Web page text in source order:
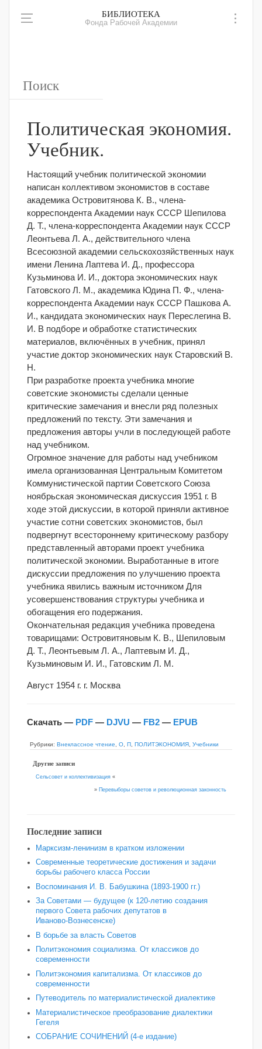
БИБЛИОТЕКА
Фонда Рабочей Академии
Политическая экономия.
Учебник.
Настоящий учебник политической экономии
написан коллективом экономистов в составе
академика Островитянова К. В., члена-
корреспондента Академии наук СССР Шепилова
Д. Т., члена-корреспондента Академии наук СССР
Леонтьева Л. А., действительного члена
Всесоюзной академии сельскохозяйственных наук
имени Ленина Лаптева И. Д., профессора
Кузьминова И. И., доктора экономических наук
Гатовского Л. М., академика Юдина П. Ф., члена-
корреспондента Академии наук СССР Пашкова А.
И., кандидата экономических наук Переслегина В.
И. В подборе и обработке статистических
материалов, включённых в учебник, принял
участие доктор экономических наук Старовский В.
Н.
При разработке проекта учебника многие
советские экономисты сделали ценные
критические замечания и внесли ряд полезных
предложений по тексту. Эти замечания и
предложения авторы учли в последующей работе
над учебником.
Огромное значение для работы над учебником
имела организованная Центральным Комитетом
Коммунистической партии Советского Союза
ноябрьская экономическая дискуссия 1951 г. В
ходе этой дискуссии, в которой приняли активное
участие сотни советских экономистов, был
подвергнут всестороннему критическому разбору
представленный авторами проект учебника
политической экономии. Выработанные в итоге
дискуссии предложения по улучшению проекта
учебника явились важным источником Для
усовершенствования структуры учебника и
обогащения его подержания.
Окончательная редакция учебника проведена
товарищами: Островитяновым К. В., Шепиловым
Д. Т., Леонтьевым Л. А., Лаптевым И. Д.,
Кузьминовым И. И., Гатовским Л. М.
Август 1954 г. г. Москва
Скачать — PDF — DJVU — FB2 — EPUB
Рубрики: Внеклассное чтение О П ПОЛИТЭКОНОМИЯ Учебники
Другие записи
Сельсовет и коллективизация «
» Перевыборы советов и революционная законность
Последние записи
Марксизм-ленинизм в кратком изложении
Современные теоретические достижения и задачи
борьбы рабочего класса России
Воспоминания И. В. Бабушкина (1893-1900 гг.)
За Советами — будущее (к 120‑летию создания
первого Совета рабочих депутатов в
Иваново‑Вознесенске)
В борьбе за власть Советов
Политэкономия социализма. От классиков до
современности
Политэкономия капитализма. От классиков до
современности
Путеводитель по материалистической диалектике
Материалистическое преобразование диалектики
Гегеля
СОБРАНИЕ СОЧИНЕНИЙ (4-е издание)